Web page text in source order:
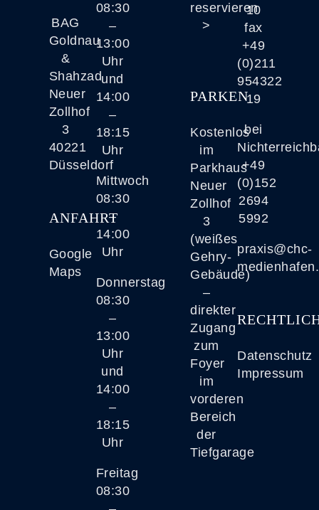
BAG
Goldnau
&
Shahzad
Neuer
Zollhof
3
40221
Düsseldorf
ANFAHRT
Google
Maps
08:30
–
13:00
Uhr
und
14:00
–
18:15
Uhr
Mittwoch
08:30
–
14:00
Uhr
Donnerstag
08:30
–
13:00
Uhr
und
14:00
–
18:15
Uhr
Freitag
08:30
reservieren
>
PARKEN
Kostenlos
im
Parkhaus
Neuer
Zollhof
3
(weißes
Gehry-
Gebäude)
–
direkter
Zugang
zum
Foyer
im
vorderen
Bereich
der
Tiefgarage
10
fax
+49
(0)211
954322
19
bei
+49
(0)152
2694
5992
praxis@chc-
Datenschutz
Impressum